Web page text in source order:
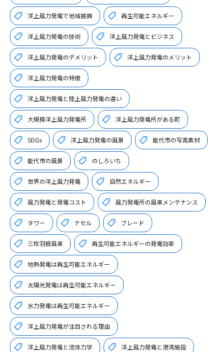
洋上風力発電で地域振興 再生可能エネルギー
洋上風力発電の技術 洋上風力発電とビジネス
洋上風力発電のデメリット 洋上風力発電のメリット
洋上風力発電の特徴
洋上風力発電と陸上風力発電の違い
大規模洋上風力発電所 洋上風力発電所がある町
SDGs 洋上風力発電の風景 能代市の写真素材
能代市の風景 のしろいち
世界の洋上風力発電 自然エネルギー
風力発電と発電コスト 風力発電所の風車メンテナンス
タワー ナセル ブレード
三枚羽根風車 再生可能エネルギーの発電効率
地熱発電は再生可能エネルギー
太陽光発電は再生可能エネルギー
水力発電は再生可能エネルギー
洋上風力発電が注目される理由
洋上風力発電と流体力学 洋上風力発電と港湾施設